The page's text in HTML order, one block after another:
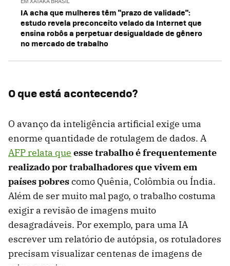
IA acha que mulheres têm "prazo de validade":
estudo revela preconceito velado da Internet que
ensina robôs a perpetuar desigualdade de gênero
no mercado de trabalho
O que está acontecendo?
O avanço da inteligência artificial exige uma
enorme quantidade de rotulagem de dados. A
AFP relata que esse trabalho é frequentemente
realizado por trabalhadores que vivem em
países pobrescomo Quênia, Colômbia ou Índia.
Além de ser muito mal pago, o trabalho costuma
exigir a revisão de imagens muito
desagradáveis. Por exemplo, para uma IA
escrever um relatório de autópsia, os rotuladores
precisam visualizar centenas de imagens de